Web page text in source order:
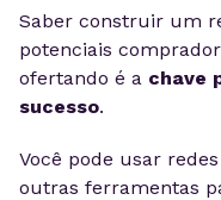
Saber construir um
potenciais
ofertando é a chave
sucesso.
Você pode usar
outras ferramentas